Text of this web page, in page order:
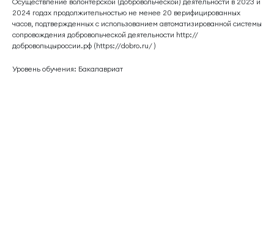
2024 годах продолжительностью не менее 20 верифицированных
часов, подтвержденных с использованием автоматизированной системы
сопровождения добровольческой деятельности http://
добровольцыроссии.рф (https://dobro.ru/ )
Уровень обучения: Бакалавриат